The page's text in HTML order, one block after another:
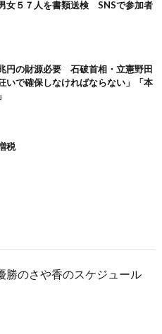
女５７人を書類送検 SNSで参加者
円の財源必要 石破首相・立憲野田
いで確保しなければならない」「本
税
勝のさや香のスケジュール